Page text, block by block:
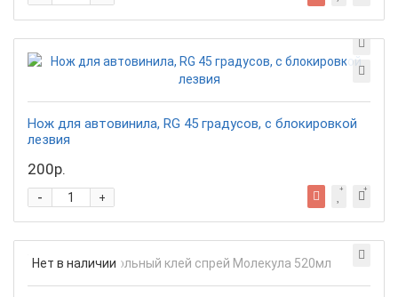
Нож для автовинила, RG 45 градусов, с блокировкой
лезвия
200р.
+
-
Нет в наличии